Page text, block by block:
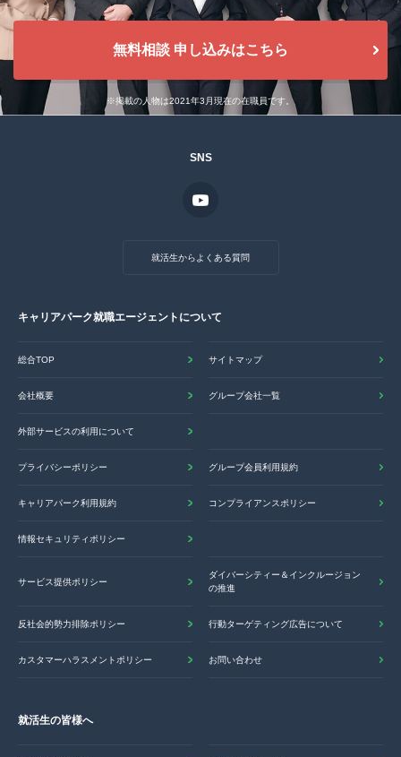
無料相談 申し込みはこちら
※掲載の人物は2021年3月現在の在職員です。
SNS
就活生からよくある質問
キャリアパーク就職エージェントについて
総合TOP サイトマップ
会社概要 グループ会社一覧
外部サービスの利用について
プライバシーポリシー グループ会員利用規約
キャリアパーク利用規約 コンプライアンスポリシー
情報セキュリティポリシー
サービス提供ポリシー
ダイバーシティー＆インクルージョン
の推進
反社会的勢力排除ポリシー 行動ターゲティング広告について
カスタマーハラスメントポリシー お問い合わせ
就活生の皆様へ